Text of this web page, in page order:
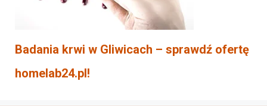
Badania krwi w Gliwicach – sprawdź ofertę
homelab24.pl!